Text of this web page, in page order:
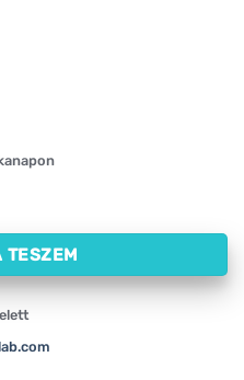
mennyiség
TESZEM